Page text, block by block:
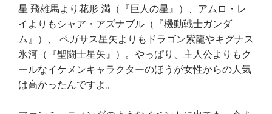
星 飛雄馬より花形 満（『巨人の星』）、アムロ・レ
イよりもシャア・アズナブル（『機動戦士ガンダ
ム』）、 ペガサス星矢よりもドラゴン紫龍やキグナス
氷河（『聖闘士星矢』）。やっぱり、主人公よりもク
ールなイケメンキャラクターのほうが女性からの人気
は高かったんですよ。